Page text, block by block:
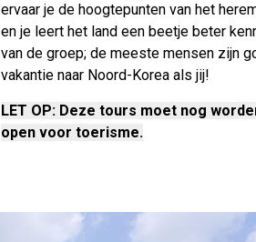
ervaar je de hoogtepunten van het
en je leert het land een beetje beter
van de groep; de meeste mensen zijn
vakantie naar Noord-Korea als jij!
LET OP: Deze tours moet nog
open voor toerisme.